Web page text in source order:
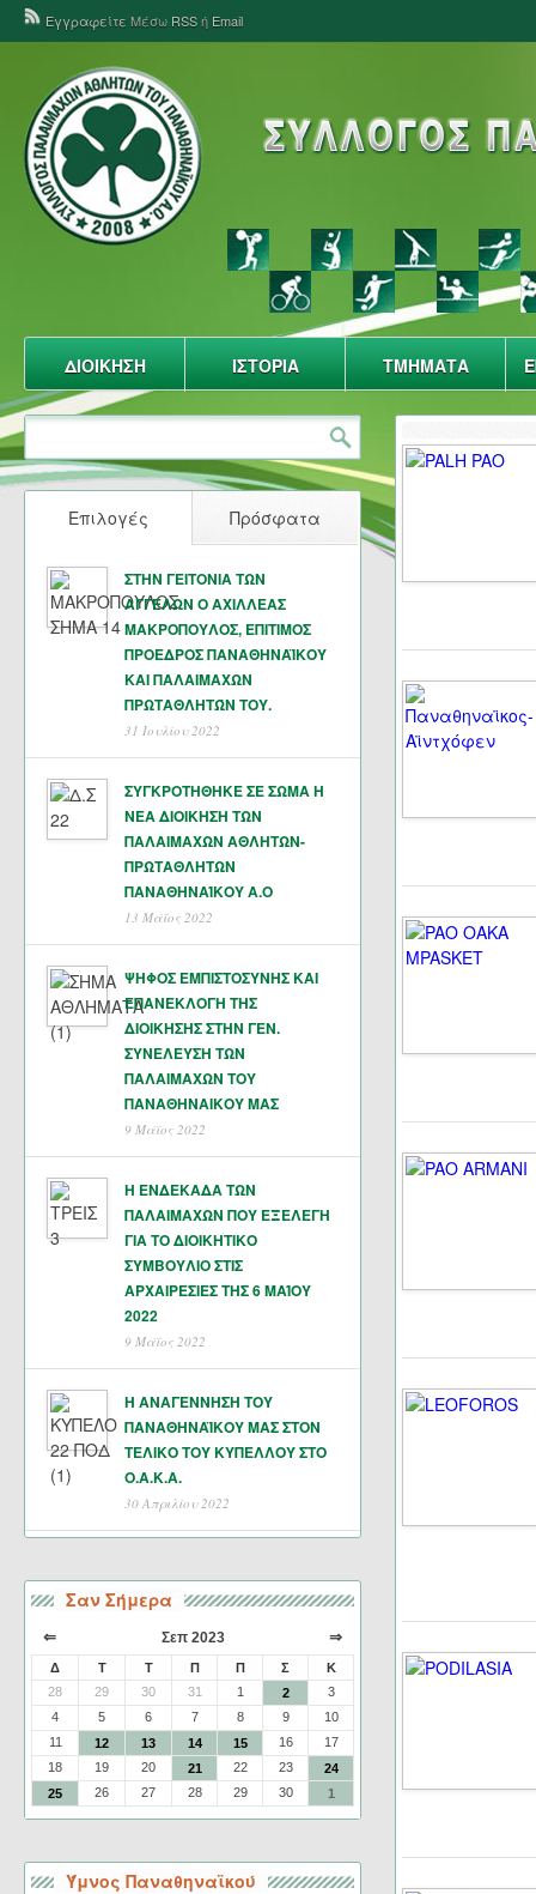
Εγγραφείτε Μέσω RSSή Email
ΔΙΟΙΚΗΣΗ ΙΣΤΟΡΙΑ ΤΜΗΜΑΤΑ
Επιλογές Πρόσφατα
ΣΤΗΝ ΓΕΙΤΟΝΙΑ ΤΩΝ
ΑΓΓΕΛΩΝ Ο ΑΧΙΛΛΕΑΣ
ΜΑΚΡΟΠΟΥΛΟΣ, ΕΠΙΤΙΜΟΣ
ΠΡΟΕΔΡΟΣ ΠΑΝΑΘΗΝΑΪΚΟΥ
ΚΑΙ ΠΑΛΑΙΜΑΧΩΝ
ΠΡΩΤΑΘΛΗΤΏΝ ΤΟΥ.
31 Ιουλίου 2022
ΣΥΓΚΡΟΤΗΘΗΚΕ ΣΕ ΣΩΜΑ Η
ΝΕΑ ΔΙΟΙΚΗΣΗ ΤΩΝ
ΠΑΛΑΙΜΑΧΩΝ ΑΘΛΗΤΩΝ-
ΠΡΩΤΑΘΛΗΤΩΝ
ΠΑΝΑΘΗΝΑΊΚΟΥ Α.Ο
13 Μάϊος 2022
ΨΗΦΟΣ ΕΜΠΙΣΤΟΣΥΝΗΣ ΚΑΙ
ΕΠΑΝΕΚΛΟΓΗ ΤΗΣ
ΔΙΟΙΚΗΣΗΣ ΣΤΗΝ ΓΕΝ.
ΣΥΝΕΛΕΥΣΗ ΤΩΝ
ΠΑΛΑΙΜΑΧΩΝ ΤΟΥ
ΠΑΝΑΘΗΝΑΙΚΟΥ ΜΑΣ
9 Μάϊος 2022
Η ΕΝΔΕΚΑΔΑ ΤΩΝ
ΠΑΛΑΙΜΑΧΩΝ ΠΟΥ ΕΞΕΛΕΓΗ
ΓΙΑ ΤΟ ΔΙΟΙΚΗΤΙΚΟ
ΣΥΜΒΟΥΛΙΟ ΣΤΙΣ
ΑΡΧΑΙΡΕΣΙΕΣ ΤΗΣ 6 ΜΑΊΟΥ
2022
9 Μάϊος 2022
Η ΑΝΑΓΕΝΝΗΣΗ ΤΟΥ
ΠΑΝΑΘΗΝΑΪΚΟΥ ΜΑΣ ΣΤΟΝ
ΤΕΛΙΚΟ ΤΟΥ ΚΥΠΕΛΛΟΥ ΣΤΟ
Ο.Α.Κ.Α.
30 Απριλίου 2022
Σαν Σήμερα
⇐ Σεπ 2023 ⇒
Δ Τ Τ Π Π Σ
Κ
28
29 30 31 1 2
3
4
5 6 7 8 9
10
11
12 13 14 15 16
17
18
19 20 21 22 23
24
25
26 27 28 29 30 1
Ύμνος Παναθηναϊκού